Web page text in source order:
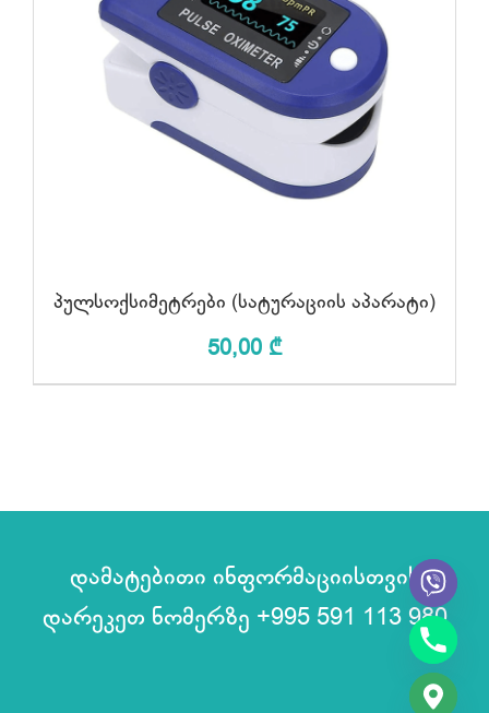
ᲙᲐᲚᲐᲗᲐᲨᲘ ᲓᲐᲛᲐᲢᲔᲑᲐ / ᲓᲔᲢᲐᲚᲔᲑᲘ
პულსოქსიმეტრები (სატურაციის აპარატი)
50,00 ₾
დამატებითი ინფორმაციისთვის
დარეკეთ ნომერზე +995 591 113 980